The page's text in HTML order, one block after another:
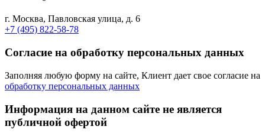
г. Москва, Павловская улица, д. 6
+7 (495) 822-58-78
Согласие на обработку персональных данных
Заполняя любую форму на сайте, Клиент дает свое согласие на
обработку персональных данных
Информация на данном сайте не является
публичной офертой